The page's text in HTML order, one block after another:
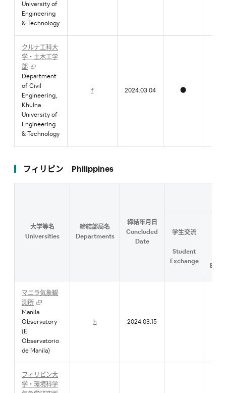
University of
Engineering
& Technology
クルナ工科大
学・土木工学
部
Department
of Civil
Engineering,
Khulna
University of
Engineering
& Technology
f 2024.03.04 ●
フィリピン Philippines
大学等名
Universities
締結部局名
Departments
締結年月日
Concluded
Date
学生交流
Student
Exchange
マニラ気象観
測所
Manila
Observatory
(EI
Observatorio
de Manila)
h 2024.03.15
フィリピン大
学・環境科学